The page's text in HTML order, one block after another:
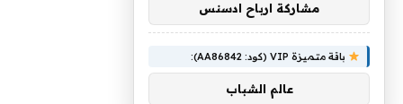
مشاركة ارباح ادسنس
باقة متميزة VIP (كود: AA86842):
عالم الشباب